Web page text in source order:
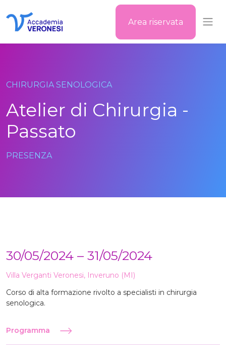
Area riservata
CHIRURGIA SENOLOGICA
Atelier di Chirurgia -
Passato
PRESENZA
30/05/2024 – 31/05/2024
Villa Verganti Veronesi, Inveruno (MI)
Corso di alta formazione rivolto a specialisti in chirurgia
senologica.
Programma